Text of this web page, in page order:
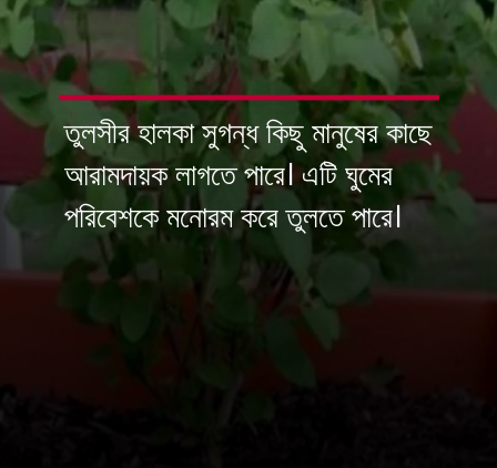
তুলসীর হালকা সুগন্ধ কিছু মানুষের কাছে
আরামদায়ক লাগতে পারে। এটি ঘুমের